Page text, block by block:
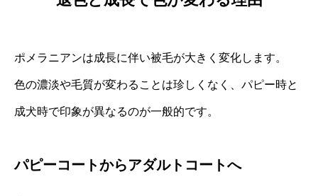
ポメラニアンは成長に伴い被毛が大きく変化します。
色の濃淡や毛質が変わることは珍しくなく、パピー時と
成犬時で印象が異なるのが一般的です。
パピーコートからアダルトコートへ